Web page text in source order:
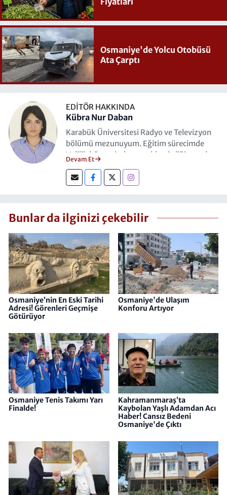
Osmaniye'de Yolcu Otobüsü
Ata Çarptı
EDITÖR HAKKINDA
Kübra Nur Daban
Karabük Üniversitesi Radyo ve Televizyon
bölümü mezunuyum. Eğitim sürecimde
Valilik bünyesinde gerçekleştirdiğim staj
koordinasyonu ve medya yönetimi
alanlarında operasyonel deneyim
Hasret Gazetesi'nde Muhabir olarak
sürdürmekteyim.
Devam Et
Bunlar da ilginizi çekebilir
Osmaniye’nin En Eski Tarihi
Adresi! Görenleri Geçmişe
Götürüyor
Osmaniye'de Ulaşım
Konforu Artıyor
Osmaniye Tenis Takımı Yarı
Finalde!
Kahramanmaraş’ta
Kaybolan Yaşlı Adamdan Acı
Haber! Cansız Bedeni
Osmaniye'de Çıktı